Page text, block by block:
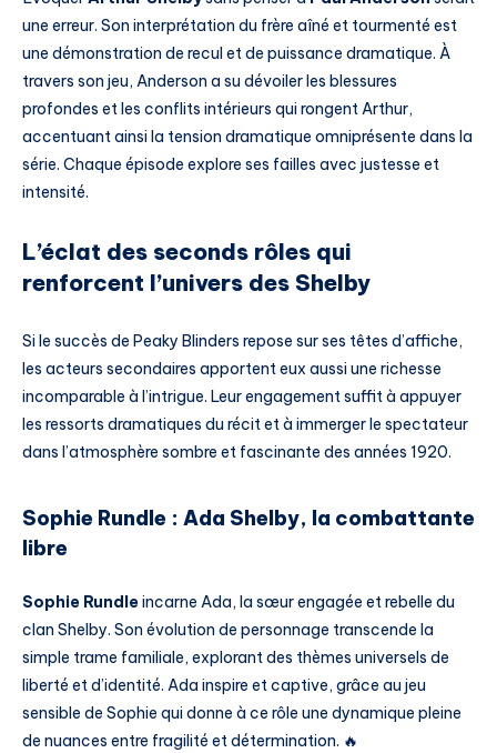
une erreur. Son interprétation du frère aîné et tourmenté est
une démonstration de recul et de puissance dramatique. À
travers son jeu, Anderson a su dévoiler les blessures
profondes et les conflits intérieurs qui rongent Arthur,
accentuant ainsi la tension dramatique omniprésente dans la
série. Chaque épisode explore ses failles avec justesse et
intensité.
L’éclat des seconds rôles qui
renforcent l’univers des Shelby
Si le succès de Peaky Blinders repose sur ses têtes d’affiche,
les acteurs secondaires apportent eux aussi une richesse
incomparable à l’intrigue. Leur engagement suffit à appuyer
les ressorts dramatiques du récit et à immerger le spectateur
dans l’atmosphère sombre et fascinante des années 1920.
Sophie Rundle : Ada Shelby, la combattante
libre
Sophie Rundleincarne Ada, la sœur engagée et rebelle du
clan Shelby. Son évolution de personnage transcende la
simple trame familiale, explorant des thèmes universels de
liberté et d’identité. Ada inspire et captive, grâce au jeu
sensible de Sophie qui donne à ce rôle une dynamique pleine
de nuances entre fragilité et détermination. 🔥